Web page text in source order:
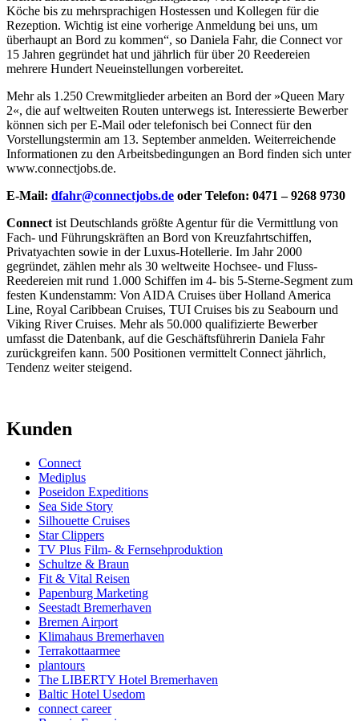
Köche bis zu mehrsprachigen Hostessen und Kollegen für die
Rezeption. Wichtig ist eine vorherige Anmeldung bei uns, um
überhaupt an Bord zu kommen“, so Daniela Fahr, die Connect vor
15 Jahren gegründet hat und jährlich für über 20 Reedereien
mehrere Hundert Neueinstellungen vorbereitet.
Mehr als 1.250 Crewmitglieder arbeiten an Bord der »Queen Mary
2«, die auf weltweiten Routen unterwegs ist. Interessierte Bewerber
können sich per E-Mail oder telefonisch bei Connect für den
Vorstellungstermin am 13. September anmelden. Weiterreichende
Informationen zu den Arbeitsbedingungen an Bord finden sich unter
www.connectjobs.de.
E-Mail: dfahr@connectjobs.de oder Telefon: 0471 – 9268 9730
Connect ist Deutschlands größte Agentur für die Vermittlung von
Fach- und Führungskräften an Bord von Kreuzfahrtschiffen,
Privatyachten sowie in der Luxus-Hotellerie. Im Jahr 2000
gegründet, zählen mehr als 30 weltweite Hochsee- und Fluss-
Reedereien mit rund 1.000 Schiffen im 4- bis 5-Sterne-Segment zum
festen Kundenstamm: Von AIDA Cruises über Holland America
Line, Royal Caribbean Cruises, TUI Cruises bis zu Seabourn und
Viking River Cruises. Mehr als 50.000 qualifizierte Bewerber
umfasst die Datenbank, auf die Geschäftsführerin Daniela Fahr
zurückgreifen kann. 500 Positionen vermittelt Connect jährlich,
Tendenz weiter steigend.
Kunden
Connect
Mediplus
Poseidon Expeditions
Sea Side Story
Silhouette Cruises
Star Clippers
TV Plus Film- & Fernsehproduktion
Schultze & Braun
Fit & Vital Reisen
Papenburg Marketing
Seestadt Bremerhaven
Bremen Airport
Klimahaus Bremerhaven
Terrakottaarmee
plantours
The LIBERTY Hotel Bremerhaven
Baltic Hotel Usedom
connect career